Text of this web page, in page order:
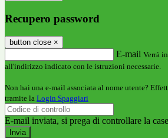
Recupero password
button close ×
E-mail Verrà
all'indirizzo indicato con le istruzioni necessarie.
Non hai una e-mail associata al nome utente?
tramite la Login Spaggiari
E-mail inviata, si prega di controllare la